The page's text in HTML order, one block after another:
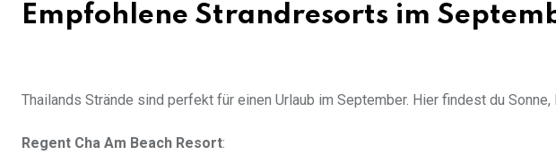
Empfohlene Strandresorts im
Thailands Strände sind perfekt für einen Urlaub im September. Hier findest du
Regent Cha Am Beach Resort: